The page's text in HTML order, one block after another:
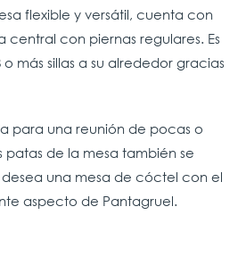
flexible y versátil, cuenta con
central con piernas regulares. Es
más sillas a su alrededor gracias
para una reunión de pocas o
patas de la mesa también se
una mesa de cóctel con el
aspecto de Pantagruel.